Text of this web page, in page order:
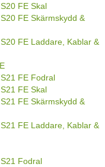
FE Skal
FE Skärmskydd &
FE Laddare, Kablar &
FE Fodral
FE Skal
FE Skärmskydd &
FE Laddare, Kablar &
Fodral